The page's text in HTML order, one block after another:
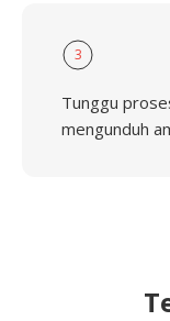
3
Tunggu
mengunduh